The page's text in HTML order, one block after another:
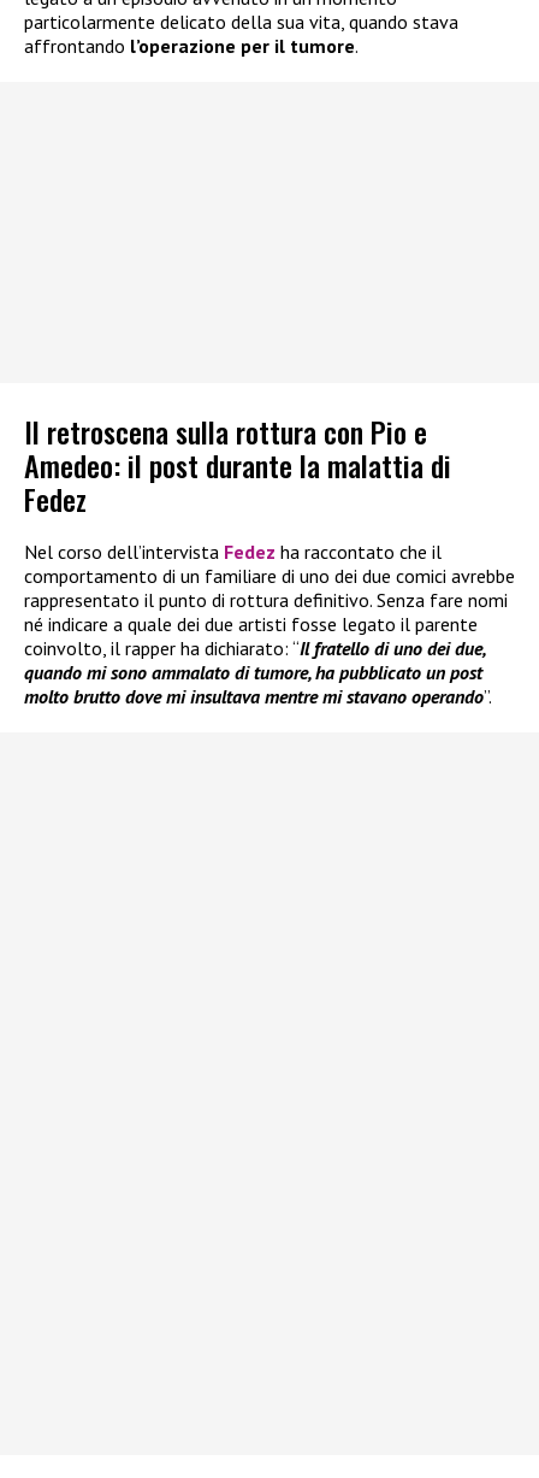
particolarmente delicato della sua vita, quando stava
affrontando l’operazione per il tumore.
Il retroscena sulla rottura con Pio e
Amedeo: il post durante la malattia di
Fedez
Nel corso dell’intervista Fedez ha raccontato che il
comportamento di un familiare di uno dei due comici avrebbe
rappresentato il punto di rottura definitivo. Senza fare nomi
né indicare a quale dei due artisti fosse legato il parente
coinvolto, il rapper ha dichiarato: “Il fratello di uno dei due,
quando mi sono ammalato di tumore, ha pubblicato un post
molto brutto dove mi insultava mentre mi stavano operando”.